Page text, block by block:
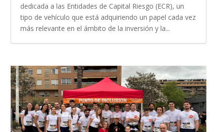
dedicada a las Entidades de Capital Riesgo (ECR), un
tipo de vehículo que está adquiriendo un papel cada vez
más relevante en el ámbito de la inversión y la...